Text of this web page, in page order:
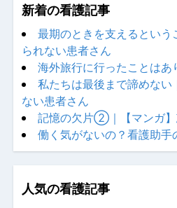
新着の看護記事
最期のときを支えるとい
られない患者さん
海外旅行に行ったことはあ
私たちは最後まで諦めな
ない患者さん
記憶の欠片②｜【マンガ】
働く気がないの？看護助手
人気の看護記事